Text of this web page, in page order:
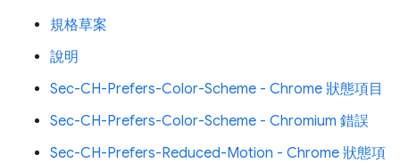
規格草案
說明
Sec-CH-Prefers-Color-Scheme - Chrome 狀態項目
Sec-CH-Prefers-Color-Scheme - Chromium 錯誤
Sec-CH-Prefers-Reduced-Motion - Chrome 狀態項